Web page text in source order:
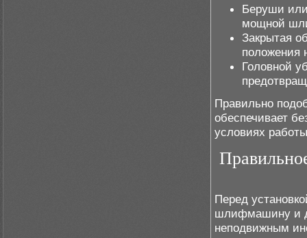
Беруши
мощной
Закрытая
положения
Головной
Правильно
обеспечивает
условиях
Перед
шлифмашину и
неподвижным